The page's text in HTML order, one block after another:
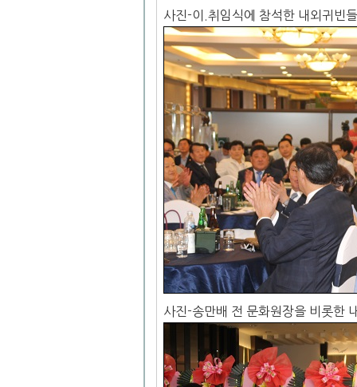
사진-이.취임식에 참석한 내외귀빈들
사진-송만배 전 문화원장을 비롯한